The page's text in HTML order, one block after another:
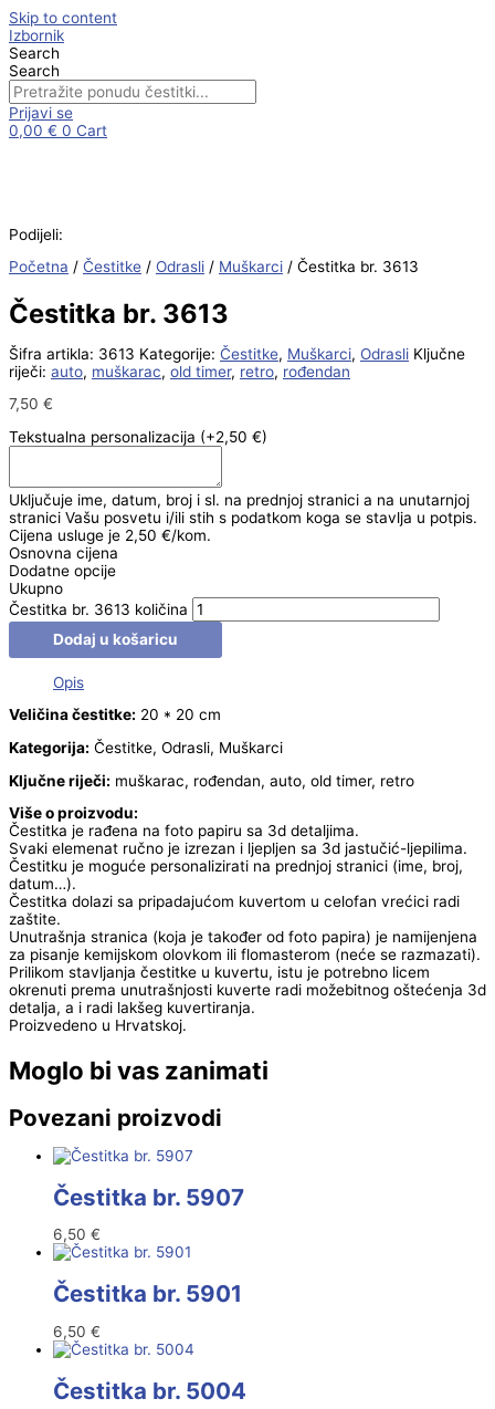
Skip to content
Izbornik
Search
Search
Prijavi se
0,00 € 0 Cart
Podijeli:
Početna / Čestitke / Odrasli / Muškarci / Čestitka br. 3613
Čestitka br. 3613
Šifra artikla: 3613 Kategorije: Čestitke, Muškarci, Odrasli Ključne
riječi: auto, muškarac, old timer, retro, rođendan
7,50 €
Tekstualna personalizacija (+2,50 €)
Uključuje ime, datum, broj i sl. na prednjoj stranici a na unutarnjoj
stranici Vašu posvetu i/ili stih s podatkom koga se stavlja u potpis.
Cijena usluge je 2,50 €/kom.
Osnovna cijena
Dodatne opcije
Ukupno
Čestitka br. 3613 količina
Dodaj u košaricu
Opis
Veličina čestitke: 20 * 20 cm
Kategorija: Čestitke, Odrasli, Muškarci
Ključne riječi: muškarac, rođendan, auto, old timer, retro
Više o proizvodu:
Čestitka je rađena na foto papiru sa 3d detaljima.
Svaki elemenat ručno je izrezan i ljepljen sa 3d jastučić-ljepilima.
Čestitku je moguće personalizirati na prednjoj stranici (ime, broj,
datum…).
Čestitka dolazi sa pripadajućom kuvertom u celofan vrećici radi
zaštite.
Unutrašnja stranica (koja je također od foto papira) je namijenjena
za pisanje kemijskom olovkom ili flomasterom (neće se razmazati).
Prilikom stavljanja čestitke u kuvertu, istu je potrebno licem
okrenuti prema unutrašnjosti kuverte radi možebitnog oštećenja 3d
detalja, a i radi lakšeg kuvertiranja.
Proizvedeno u Hrvatskoj.
Moglo bi vas zanimati
Povezani proizvodi
Čestitka br. 5907
6,50 €
Čestitka br. 5901
6,50 €
Čestitka br. 5004